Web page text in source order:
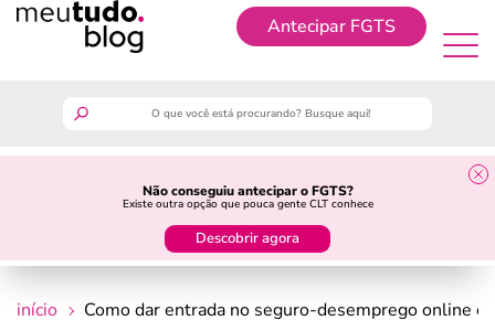
Antecipar FGTS
Não conseguiu antecipar o FGTS?
Existe outra opção que pouca gente CLT conhece
Descobrir agora
Antecipar FGTS
guia do trabalhador
início Como dar entrada no seguro-desemprego online